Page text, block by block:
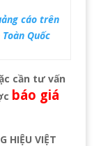
cáo trên
Quốc
cần tư vấn
báo giá
HIỆU VIỆT